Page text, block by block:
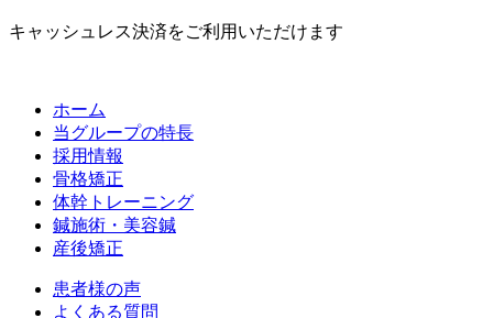
キャッシュレス決済をご利用いただけます
ホーム
当グループの特長
採用情報
骨格矯正
体幹トレーニング
鍼施術・美容鍼
産後矯正
患者様の声
よくある質問